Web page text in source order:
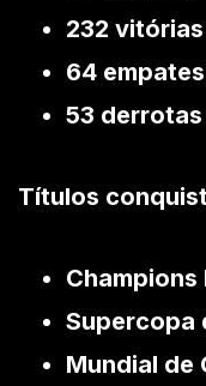
232 vitórias
64 empates
53 derrotas
Títulos
Champions
Supercopa
Mundial de